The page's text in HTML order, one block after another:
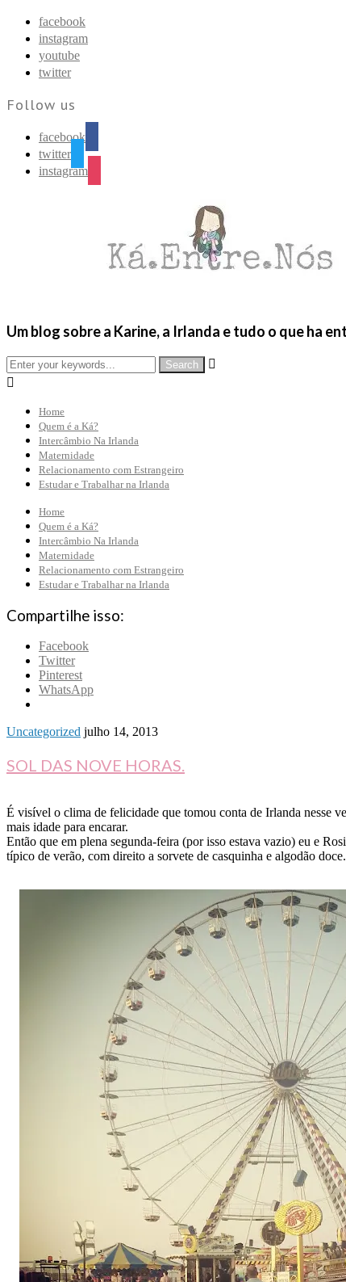
facebook
instagram
youtube
twitter
Follow us
facebook
twitter
instagram
Um blog sobre a Karine, a Irlanda e tudo o que ha


Home
Quem é a Ká?
Intercâmbio Na Irlanda
Maternidade
Relacionamento com Estrangeiro
Estudar e Trabalhar na Irlanda
Home
Quem é a Ká?
Intercâmbio Na Irlanda
Maternidade
Relacionamento com Estrangeiro
Estudar e Trabalhar na Irlanda
Compartilhe isso:
Facebook
Twitter
Pinterest
WhatsApp
Uncategorized julho 14, 2013
SOL DAS NOVE HORAS.
É visível o clima de felicidade que tomou conta de Irlanda nesse
mais idade para encarar.
Então que em plena segunda-feira (por isso estava vazio) eu e
típico de verão, com direito a sorvete de casquinha e algodão doce.